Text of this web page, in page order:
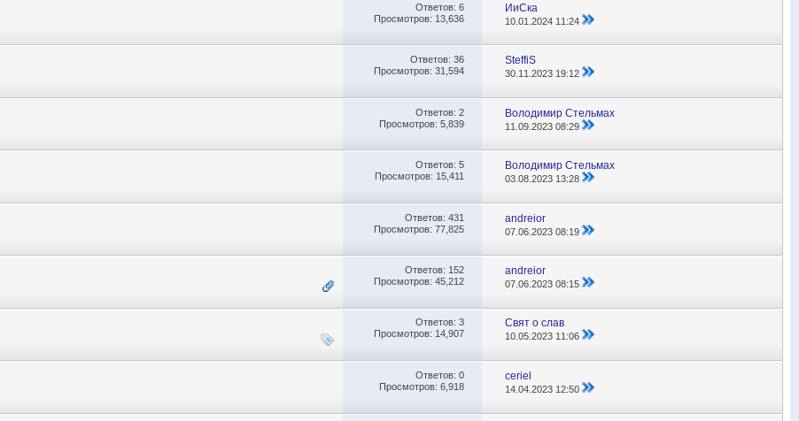
Ответов: 6
Просмотров: 13,636
ИиСка
10.01.2024 11:24
Ответов: 36
Просмотров: 31,594
SteffiS
30.11.2023 19:12
Ответов: 2
Просмотров: 5,839
Володимир Стельмах
11.09.202308:29
Ответов: 5
Просмотров: 15,411
Володимир Стельмах
03.08.2023 13:28
Ответов: 431
Просмотров: 77,825
andreior
07.06.202308:19
Ответов: 152
Просмотров: 45,212
andreior
07.06.202308:15
Ответов: 3
Просмотров: 14,907
Свят о слав
10.05.202311:06
Ответов: 0
Просмотров: 6,918
ceriel
14.04.2023 12:50